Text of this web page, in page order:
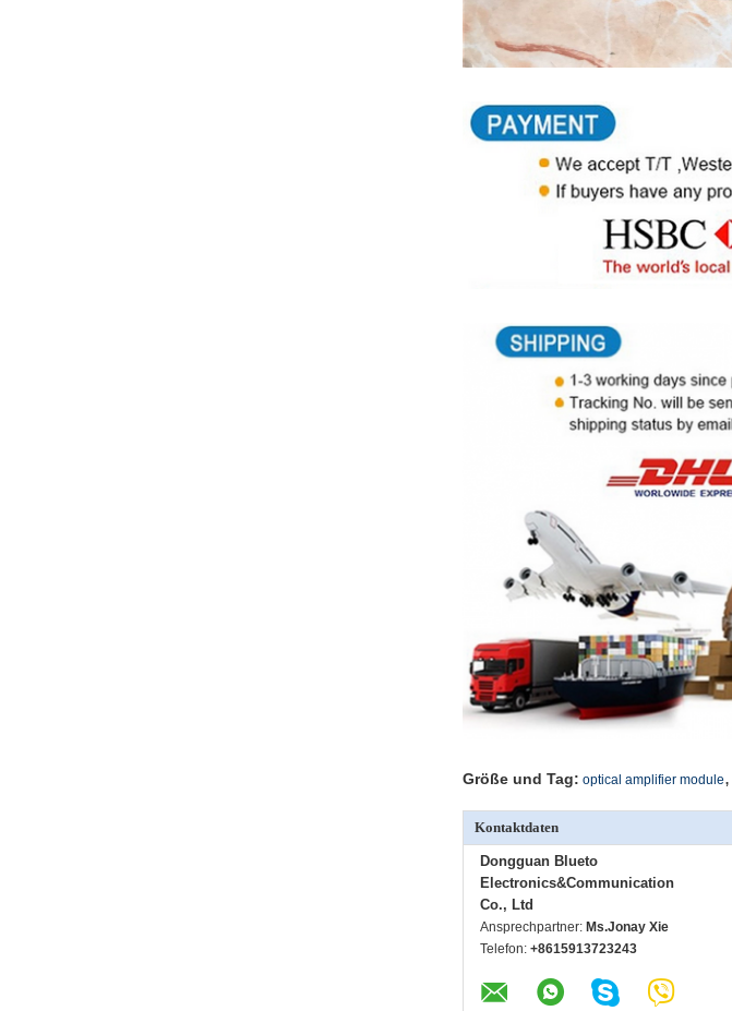
Größe und Tag: optical amplifier module,
Kontaktdaten
Dongguan Blueto
Electronics&Communication
Co., Ltd
Ansprechpartner: Ms.Jonay Xie
Telefon: +8615913723243